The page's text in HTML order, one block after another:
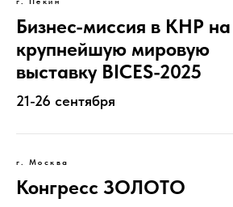
Бизнес-миссия в КНР на
крупнейшую мировую
выставку BICES-2025
21-26 сентября
г. Москва
Конгресс ЗОЛОТО